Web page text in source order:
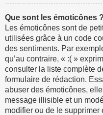
Que sont les émoticônes ?
Les émoticônes sont de
utilisées grâce à un code
des sentiments. Par
qu’au contraire, « :( »
consulter la liste complète
formulaire de rédaction.
abuser des émoticônes,
message illisible et un
modifier ou de le supprimer